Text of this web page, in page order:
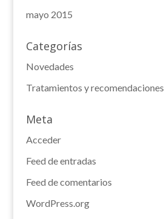
mayo 2015
Categorías
Novedades
Tratamientos y recomendaciones
Meta
Acceder
Feed de entradas
Feed de comentarios
WordPress.org